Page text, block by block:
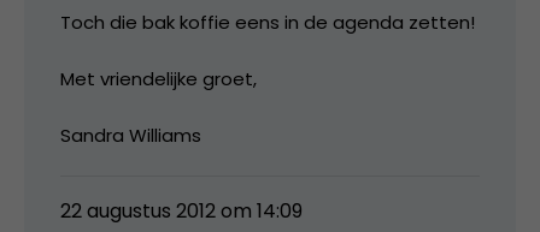
Toch die bak koffie eens in de agenda zetten!
Met vriendelijke groet,
Sandra Williams
22 augustus 2012 om 14:09